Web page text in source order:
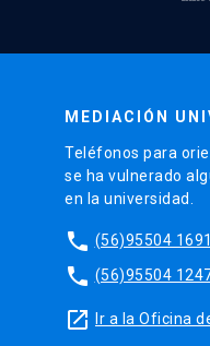
MEDIACIÓN
Teléfonos para
se ha vulnerado
en la universidad.
phone (56)95504 1691
phone (56)95504
launch Ir a la Oficina